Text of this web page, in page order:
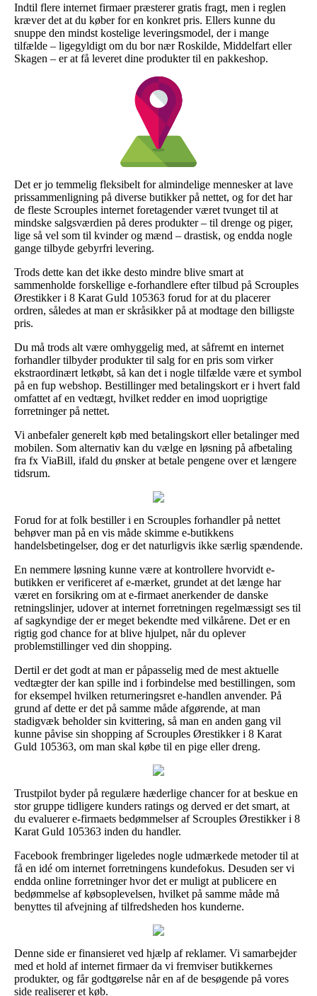
Indtil flere internet firmaer præsterer gratis fragt, men i reglen
kræver det at du køber for en konkret pris. Ellers kunne du
snuppe den mindst kostelige leveringsmodel, der i mange
tilfælde – ligegyldigt om du bor nær Roskilde, Middelfart eller
Skagen – er at få leveret dine produkter til en pakkeshop.
Det er jo temmelig fleksibelt for almindelige mennesker at lave
prissammenligning på diverse butikker på nettet, og for det har
de fleste Scrouples internet foretagender været tvunget til at
mindske salgsværdien på deres produkter – til drenge og piger,
lige så vel som til kvinder og mænd – drastisk, og endda nogle
gange tilbyde gebyrfri levering.
Trods dette kan det ikke desto mindre blive smart at
sammenholde forskellige e-forhandlere efter tilbud på Scrouples
Ørestikker i 8 Karat Guld 105363 forud for at du placerer
ordren, således at man er skråsikker på at modtage den billigste
pris.
Du må trods alt være omhyggelig med, at såfremt en internet
forhandler tilbyder produkter til salg for en pris som virker
ekstraordinært letkøbt, så kan det i nogle tilfælde være et symbol
på en fup webshop. Bestillinger med betalingskort er i hvert fald
omfattet af en vedtægt, hvilket redder en imod uoprigtige
forretninger på nettet.
Vi anbefaler generelt køb med betalingskort eller betalinger med
mobilen. Som alternativ kan du vælge en løsning på afbetaling
fra fx ViaBill, ifald du ønsker at betale pengene over et længere
tidsrum.
Forud for at folk bestiller i en Scrouples forhandler på nettet
behøver man på en vis måde skimme e-butikkens
handelsbetingelser, dog er det naturligvis ikke særlig spændende.
En nemmere løsning kunne være at kontrollere hvorvidt e-
butikken er verificeret af e-mærket, grundet at det længe har
været en forsikring om at e-firmaet anerkender de danske
retningslinjer, udover at internet forretningen regelmæssigt ses til
af sagkyndige der er meget bekendte med vilkårene. Det er en
rigtig god chance for at blive hjulpet, når du oplever
problemstillinger ved din shopping.
Dertil er det godt at man er påpasselig med de mest aktuelle
vedtægter der kan spille ind i forbindelse med bestillingen, som
for eksempel hvilken returneringsret e-handlen anvender. På
grund af dette er det på samme måde afgørende, at man
stadigvæk beholder sin kvittering, så man en anden gang vil
kunne påvise sin shopping af Scrouples Ørestikker i 8 Karat
Guld 105363, om man skal købe til en pige eller dreng.
Trustpilot byder på regulære hæderlige chancer for at beskue en
stor gruppe tidligere kunders ratings og derved er det smart, at
du evaluerer e-firmaets bedømmelser af Scrouples Ørestikker i 8
Karat Guld 105363 inden du handler.
Facebook frembringer ligeledes nogle udmærkede metoder til at
få en idé om internet forretningens kundefokus. Desuden ser vi
endda online forretninger hvor det er muligt at publicere en
bedømmelse af købsoplevelsen, hvilket på samme måde må
benyttes til afvejning af tilfredsheden hos kunderne.
Denne side er finansieret ved hjælp af reklamer. Vi samarbejder
med et hold af internet firmaer da vi fremviser butikkernes
produkter, og får godtgørelse når en af de besøgende på vores
side realiserer et køb.